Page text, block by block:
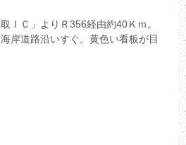
ＩＣ」よりＲ356経由約40Ｋｍ。
岸道路沿いすぐ。黄色い看板が目